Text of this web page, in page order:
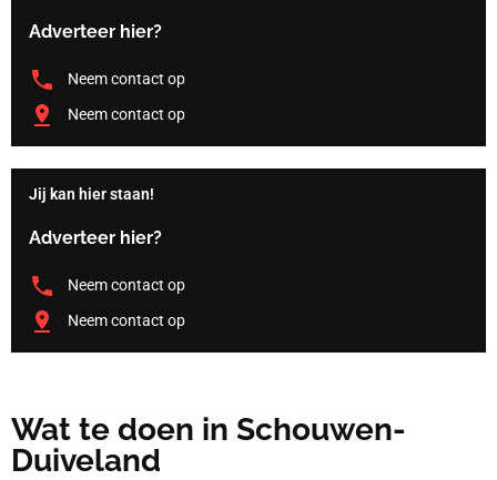
Adverteer hier?
Neem contact op
Neem contact op
Jij kan hier staan!
Adverteer hier?
Neem contact op
Neem contact op
Wat te doen in Schouwen-
Duiveland